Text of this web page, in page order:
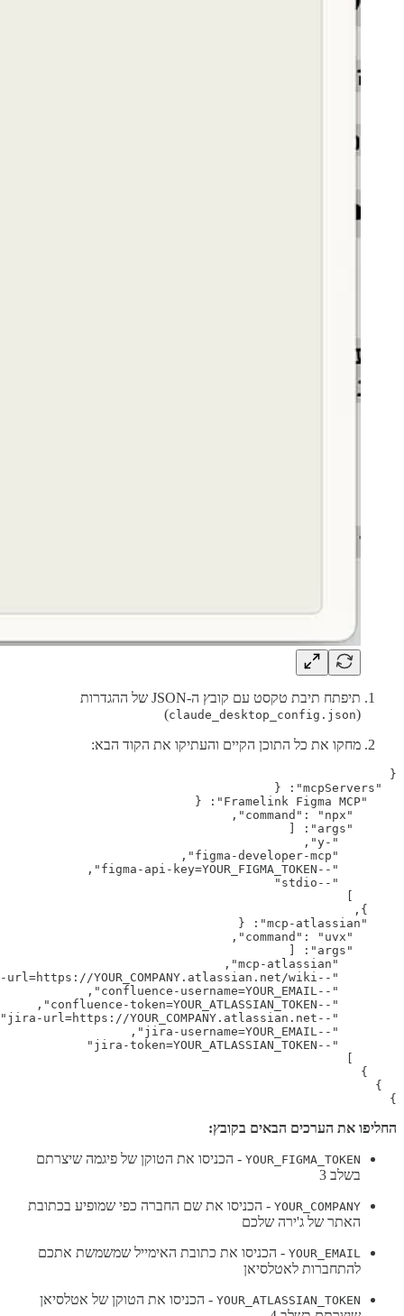
תיפתח תיבת טקסט עם קובץ ה-JSON של ההגדרות
(
claude_desktop_config.json
)
מחקו את כל התוכן הקיים והעתיקו את הקוד הבא:
}
החליפו את הערכים הבאים בקובץ:
YOUR_FIGMA_TOKEN - הכניסו את הטוקן של פיגמה שיצרתם
בשלב 3
YOUR_COMPANY - הכניסו את שם החברה כפי שמופיע בכתובת
האתר של ג'ירה שלכם
YOUR_EMAIL - הכניסו את כתובת האימייל שמשמשת אתכם
להתחברות לאטלסיאן
YOUR_ATLASSIAN_TOKEN - הכניסו את הטוקן של אטלסיאן